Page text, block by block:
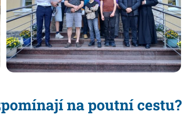
na poutní cestu?